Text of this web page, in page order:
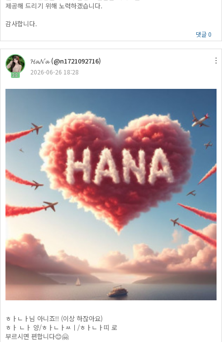
제공해 드리기 위해 노력하겠습니다.
감사합니다.
댓글 0
38
𝓗𝓪𝓝𝓪 (@n1721092716)
2026-06-26 18:28
ㅎㅏㄴㅏ님 아니죠!! (이상 하잖아요)
ㅎㅏ ㄴㅏ 양/ㅎㅏㄴㅏㅆㅣ/ㅎㅏㄴㅏ띠 로
부르시면 편합니다😊🤗